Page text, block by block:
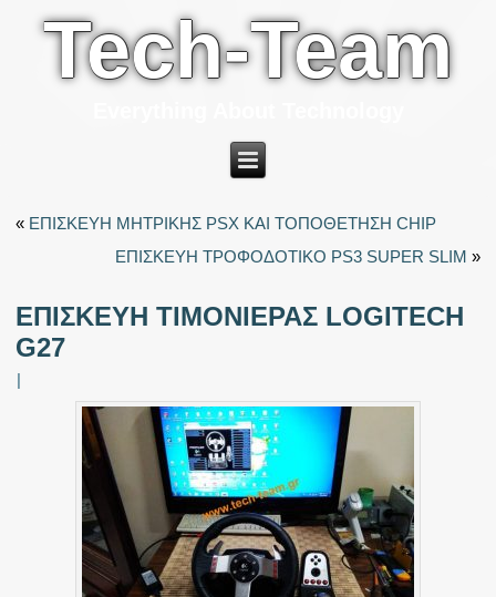
Tech-Team
« ΕΠΙΣΚΕΥΗ ΜΗΤΡΙΚΗΣ PSX ΚΑΙ ΤΟΠΟΘΕΤΗΣΗ CHIP
ΕΠΙΣΚΕΥΗ ΤΡΟΦΟΔΟΤΙΚΟ PS3 SUPER SLIM »
ΕΠΙΣΚΕΥΗ ΤΙΜΟΝΙΕΡΑΣ LOGITECH
G27
|